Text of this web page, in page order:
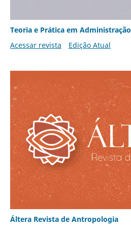
Teoria e Prática em Administração
Acessar revista
Edição Atual
Áltera Revista de Antropologia